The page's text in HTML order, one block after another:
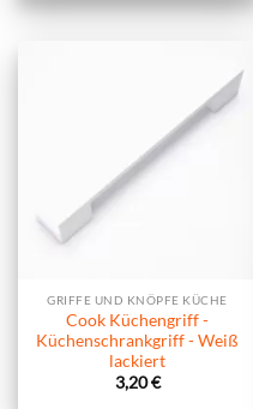
GRIFFE UND KNÖPFE KÜCHE
Cook Küchengriff -
Küchenschrankgriff - Weiß
lackiert
3,20€